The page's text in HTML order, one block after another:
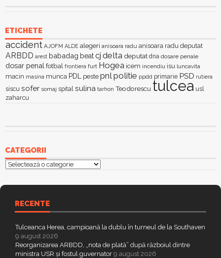
ETICHETE
accident AJOFM ALDE alegeri anisoara radu anisoara radu deputat
ARBDD arest babadag beatcj delta deputat dna dosare penale
dosar penal fotbal frontiera furt Hogea icem incendiu isu luncavita
macin masina munca PDL peste pnlpolitie ppdd primarie PSD rutiera
siscu sofer somaj spital sulina tarhon Teodorescu tulcea usl
zaharcu
CATEGORII
Categorii
RECENTE
Tulceanca Herea, campioană la dublu în turneul de la Southaven
9 august 2026
Reorganizarea ARBDD, „nota de plată” după războiul dintre
ministra USR și fostul guvernator 9 august 2026